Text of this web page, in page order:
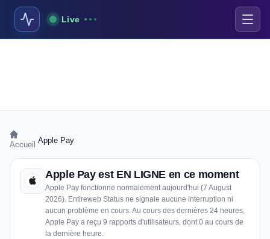
Live
Accueil Apple Pay
Apple Pay est EN LIGNE en ce moment
Apple Pay fonctionne normalement aujourd'hui (7 August
2026). Entireweb Status ne signale aucune interruption ni
aucun problème en cours. Au cours des dernières 24 heures,
Apple Pay a reçu 9 rapports d'utilisateurs, dont 0 au cours de
la dernière heure.